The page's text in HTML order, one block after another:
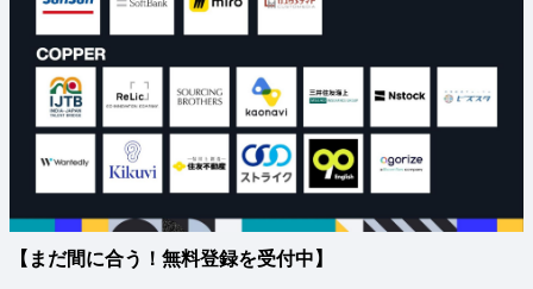
【まだ間に合う！無料登録を受付中】